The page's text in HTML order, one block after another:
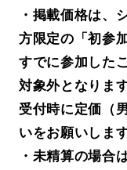
・掲載価格は、
方限定の「初参
すでに参加した
対象外となります
受付時に定価（
いをお願いしま
・未精算の場合